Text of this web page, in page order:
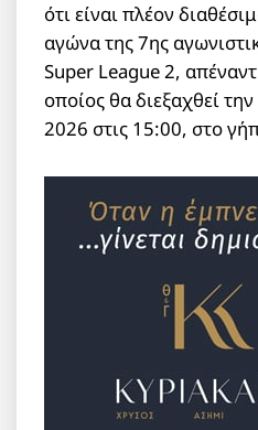
ότι είναι πλέον
αγώνα της 7ης
Super League 2,
οποίος θα διεξαχθεί
2026 στις 15:00, στο